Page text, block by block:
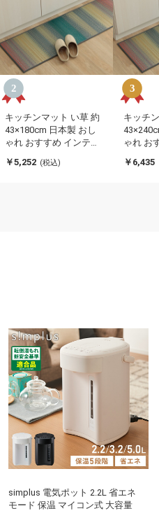
キッチンマット い草 約
43×180cm 日本製 おし
ゃれ おすすめ インテリ
い草ラグ 抗菌防臭 カー
￥5,252 (税込)
キッチ
ゃれ お
い草ラ
￥6,435
simplus 電気ポット 2.2L 省エネ
モード 保温 マイコン式 大容量